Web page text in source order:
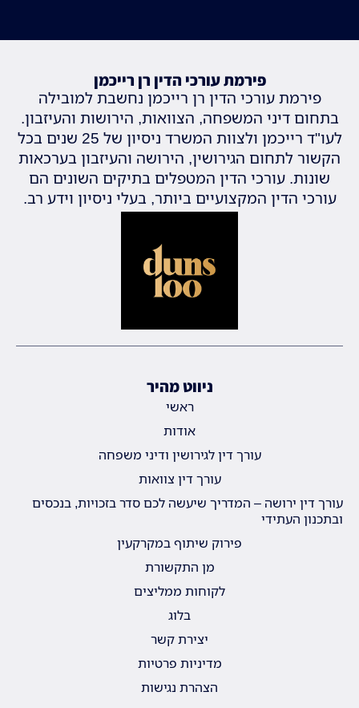
פירמת עורכי הדין רן רייכמן
פירמת עורכי הדין רן רייכמן נחשבת למובילה
בתחום דיני המשפחה, הצוואות, הירושות והעיזבון.
לעו"ד רייכמן ולצוות המשרד ניסיון של 25 שנים בכל
הקשור לתחום הגירושין, הירושה והעיזבון בערכאות
שונות. עורכי הדין המטפלים בתיקים השונים הם
עורכי הדין המקצועיים ביותר, בעלי ניסיון וידע רב.
ניווט מהיר
ראשי
אודות
עורך דין לגירושין ודיני משפחה
עורך דין צוואות
עורך דין ירושה – המדריך שיעשה לכם סדר בזכויות, בנכסים
ובתכנון העתידי
פירוק שיתוף במקרקעין
מן התקשורת
לקוחות ממליצים
בלוג
יצירת קשר
מדיניות פרטיות
הצהרת נגישות